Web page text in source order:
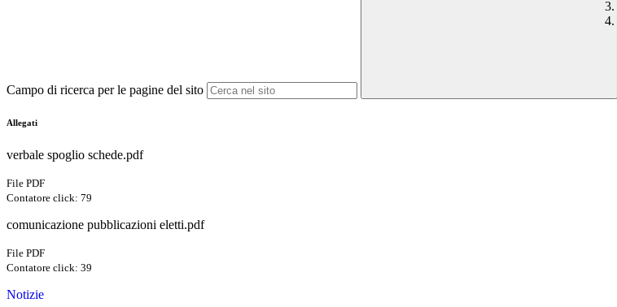
Campo di ricerca per le pagine del sito
Allegati
verbale spoglio schede.pdf
File PDF
Contatore click: 79
comunicazione pubblicazioni eletti.pdf
File PDF
Contatore click: 39
Notizie